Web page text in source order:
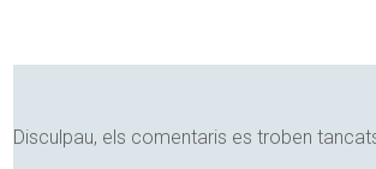
Disculpau, els comentaris es troben